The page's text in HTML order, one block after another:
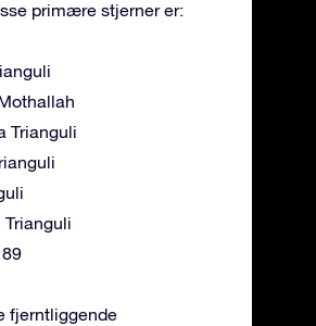
primære stjerner er:
Trianguli
Trianguli
fjerntliggende